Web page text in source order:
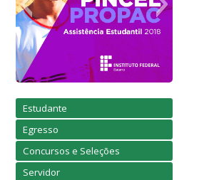
Estudante
Egresso
Concursos e Seleções
Servidor